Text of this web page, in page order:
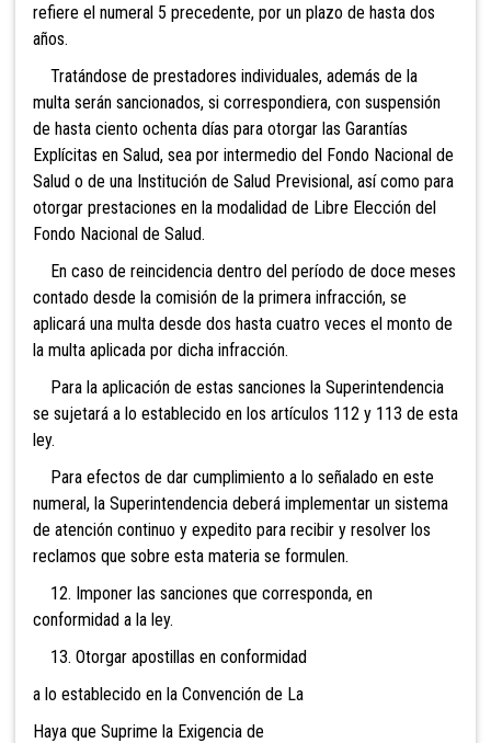
refiere el numeral 5 precedente, por un plazo de hasta dos
años.
Tratándose de prestadores individuales, además de la
multa serán sancionados, si correspondiera, con suspensión
de hasta ciento ochenta días para otorgar las Garantías
Explícitas en Salud, sea por intermedio del Fondo Nacional de
Salud o de una Institución de Salud Previsional, así como para
otorgar prestaciones en la modalidad de Libre Elección del
Fondo Nacional de Salud.
En caso de reincidencia dentro del período de doce meses
contado desde la comisión de la primera infracción, se
aplicará una multa desde dos hasta cuatro veces el monto de
la multa aplicada por dicha infracción.
Para la aplicación de estas sanciones la Superintendencia
se sujetará a lo establecido en los artículos 112 y 113 de esta
ley.
Para efectos de dar cumplimiento a lo señalado en este
numeral, la Superintendencia deberá implementar un sistema
de atención continuo y expedito para recibir y resolver los
reclamos que sobre esta materia se formulen.
12. Imponer las sanciones que corresponda, en
conformidad a la ley.
13. Otorgar apostillas en conformidad
a lo establecido en la Convención de La
Haya que Suprime la Exigencia de